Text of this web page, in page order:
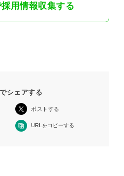
用情報収集する
シェアする
ポストする
URLをコピーする